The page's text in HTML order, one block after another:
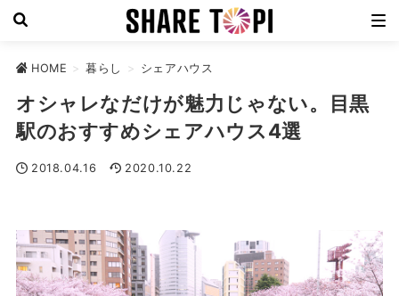
HOME > 暮らし > シェアハウス
オシャレなだけが魅力じゃない。目黒
駅のおすすめシェアハウス4選
2018.04.16 2020.10.22